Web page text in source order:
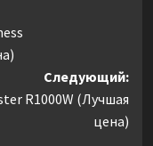
Следующий:
R1000W (Лучшая
цена)